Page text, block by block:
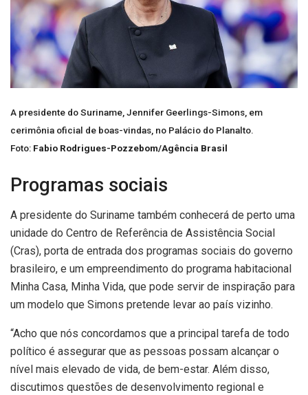
A presidente do Suriname, Jennifer Geerlings-Simons, em
cerimônia oficial de boas-vindas, no Palácio do Planalto.
Foto: Fabio Rodrigues-Pozzebom/Agência Brasil
Programas sociais
A presidente do Suriname também conhecerá de perto uma
unidade do Centro de Referência de Assistência Social
(Cras), porta de entrada dos programas sociais do governo
brasileiro, e um empreendimento do programa habitacional
Minha Casa, Minha Vida, que pode servir de inspiração para
um modelo que Simons pretende levar ao país vizinho.
“Acho que nós concordamos que a principal tarefa de todo
político é assegurar que as pessoas possam alcançar o
nível mais elevado de vida, de bem-estar. Além disso,
discutimos questões de desenvolvimento regional e